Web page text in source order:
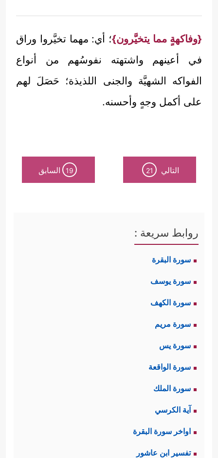
{وفاكهةٍ مما يتخيَّرون}؛ أي: مهما تخيَّروا وراق
في أعينهم واشتهته نفوسُهم من أنواع
الفواكه الشهيَّة والجنى اللذيذة؛ حَصَلَ لهم
على أكمل وجهٍ وأحسنه.
التالي 21
19 السابق
روابط سريعة :
سورة البقرة
سورة يوسف
سورة الكهف
سورة مريم
سورة يس
سورة الواقعة
سورة الملك
آية الكرسي
اواخر سورة البقرة
تفسير ابن عاشور